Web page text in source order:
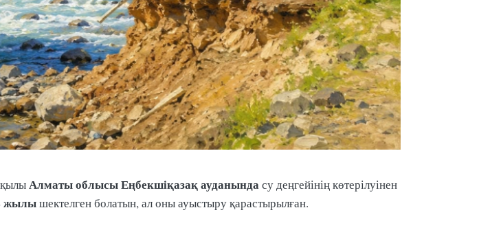
Алматы облысы Еңбекшіқазақ ауданындасу деңгейінің көтерілуінен
жылышектелген болатын, ал оны ауыстыру қарастырылған.